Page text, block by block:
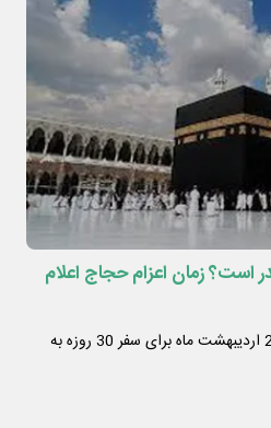
تمتع 1403 چقدر است؟ زمان اعزام حجاج اعلام
زائران حج تمتع از روز دوشنبه 24 اردیبهشت ماه برای سفر 30 روزه به